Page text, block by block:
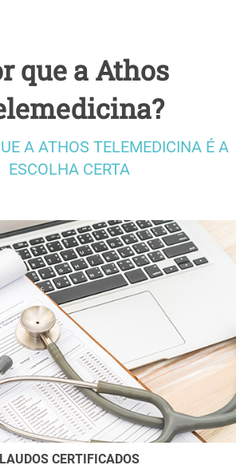
OIT
com Broncodilatador
Ocupacional
com Mapeamento Cerebral
Clínico
(ECG)
que a Athos
A ATHOS TELEMEDICINA É A
ESCOLHA CERTA
LAUDOS CERTIFICADOS